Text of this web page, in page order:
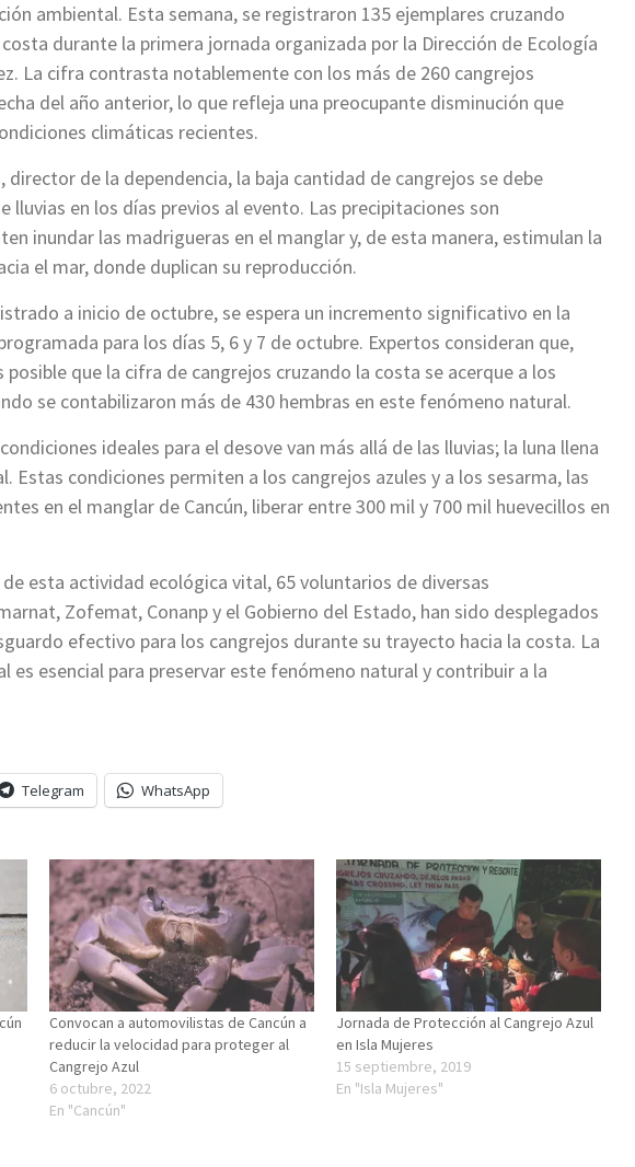
ambiental. Esta semana, se registraron 135 ejemplares cruzando
durante la primera jornada organizada por la Dirección de Ecología
La cifra contrasta notablemente con los más de 260 cangrejos
del año anterior, lo que refleja una preocupante disminución que
climáticas recientes.
director de la dependencia, la baja cantidad de cangrejos se debe
lluvias en los días previos al evento. Las precipitaciones son
inundar las madrigueras en el manglar y, de esta manera, estimulan la
el mar, donde duplican su reproducción.
a inicio de octubre, se espera un incremento significativo en la
para los días 5, 6 y 7 de octubre. Expertos consideran que,
posible que la cifra de cangrejos cruzando la costa se acerque a los
se contabilizaron más de 430 hembras en este fenómeno natural.
ideales para el desove van más allá de las lluvias; la luna llena
Estas condiciones permiten a los cangrejos azules y a los sesarma, las
en el manglar de Cancún, liberar entre 300 mil y 700 mil huevecillos en
esta actividad ecológica vital, 65 voluntarios de diversas
Zofemat, Conanp y el Gobierno del Estado, han sido desplegados
efectivo para los cangrejos durante su trayecto hacia la costa. La
es esencial para preservar este fenómeno natural y contribuir a la
Telegram WhatsApp
Convocan a automovilistas de Cancún a
reducir la velocidad para proteger al
Cangrejo Azul
6 octubre, 2022
En "Cancún"
Jornada de Protección al Cangrejo Azul
en Isla Mujeres
15 septiembre, 2019
En "Isla Mujeres"